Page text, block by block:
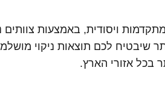
ויסודית, באמצעות צוותים